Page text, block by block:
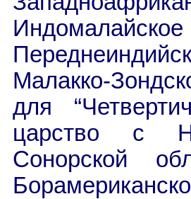
Малакко-
для
царство с
Сонорской